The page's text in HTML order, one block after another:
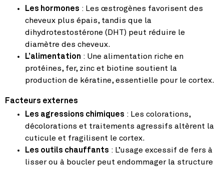
Les hormones : Les œstrogènes favorisent des
cheveux plus épais, tandis que la
dihydrotestostérone (DHT) peut réduire le
diamètre des cheveux.
L’alimentation : Une alimentation riche en
protéines, fer, zinc et biotine soutient la
production de kératine, essentielle pour le cortex.
Facteurs externes
Les agressions chimiques : Les colorations,
décolorations et traitements agressifs altèrent la
cuticule et fragilisent le cortex.
Les outils chauffants : L’usage excessif de fers à
lisser ou à boucler peut endommager la structure